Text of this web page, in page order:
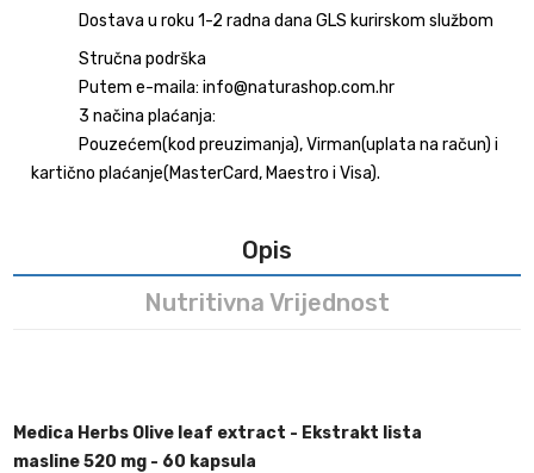
Dostava u roku 1-2 radna dana GLS kurirskom službom
Stručna podrška
Putem e-maila: info@naturashop.com.hr
3 načina plaćanja:
Pouzećem(kod preuzimanja), Virman(uplata na račun) i
kartično plaćanje(MasterCard, Maestro i Visa).
Opis
Nutritivna Vrijednost
Medica Herbs Olive leaf extract - Ekstrakt lista
masline 520 mg - 60 kapsula